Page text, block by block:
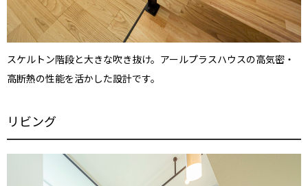
スケルトン階段と大きな吹き抜け。アールプラスハウスの高気密・
高断熱の性能を活かした設計です。
リビング